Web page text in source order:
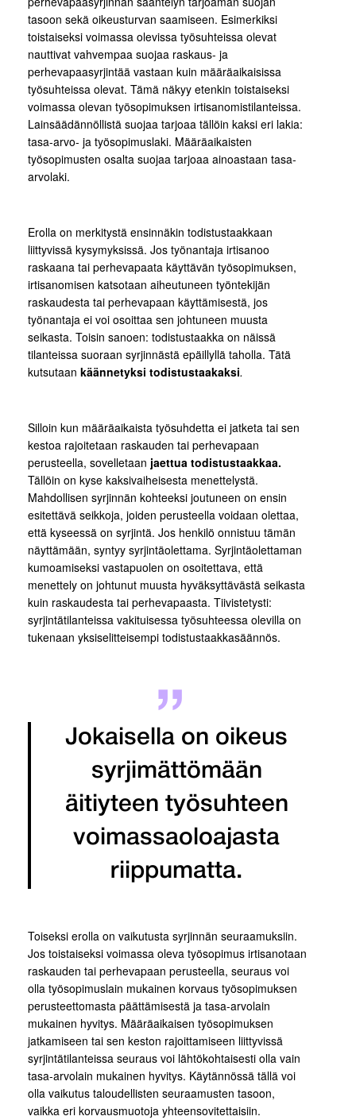
tasoon sekä oikeusturvan saamiseen. Esimerkiksi
toistaiseksi voimassa olevissa työsuhteissa olevat
nauttivat vahvempaa suojaa raskaus- ja
perhevapaasyrjintää vastaan kuin määräaikaisissa
työsuhteissa olevat. Tämä näkyy etenkin toistaiseksi
voimassa olevan työsopimuksen irtisanomistilanteissa.
Lainsäädännöllistä suojaa tarjoaa tällöin kaksi eri lakia:
tasa-arvo- ja työsopimuslaki. Määräaikaisten
työsopimusten osalta suojaa tarjoaa ainoastaan tasa-
arvolaki.
Erolla on merkitystä ensinnäkin todistustaakkaan
liittyvissä kysymyksissä. Jos työnantaja irtisanoo
raskaana tai perhevapaata käyttävän työsopimuksen,
irtisanomisen katsotaan aiheutuneen työntekijän
raskaudesta tai perhevapaan käyttämisestä, jos
työnantaja ei voi osoittaa sen johtuneen muusta
seikasta. Toisin sanoen: todistustaakka on näissä
tilanteissa suoraan syrjinnästä epäillyllä taholla. Tätä
kutsutaan käännetyksi todistustaakaksi.
Silloin kun määräaikaista työsuhdetta ei jatketa tai sen
kestoa rajoitetaan raskauden tai perhevapaan
perusteella, sovelletaan jaettua todistustaakkaa.
Tällöin on kyse kaksivaiheisesta menettelystä.
Mahdollisen syrjinnän kohteeksi joutuneen on ensin
esitettävä seikkoja, joiden perusteella voidaan olettaa,
että kyseessä on syrjintä. Jos henkilö onnistuu tämän
näyttämään, syntyy syrjintäolettama. Syrjintäolettaman
kumoamiseksi vastapuolen on osoitettava, että
menettely on johtunut muusta hyväksyttävästä seikasta
kuin raskaudesta tai perhevapaasta. Tiivistetysti:
syrjintätilanteissa vakituisessa työsuhteessa olevilla on
tukenaan yksiselitteisempi todistustaakkasäännös.
Jokaisella on oikeus
syrjimättömään
äitiyteen työsuhteen
voimassaoloajasta
riippumatta.
Toiseksi erolla on vaikutusta syrjinnän seuraamuksiin.
Jos toistaiseksi voimassa oleva työsopimus irtisanotaan
raskauden tai perhevapaan perusteella, seuraus voi
olla työsopimuslain mukainen korvaus työsopimuksen
perusteettomasta päättämisestä ja tasa-arvolain
mukainen hyvitys. Määräaikaisen työsopimuksen
jatkamiseen tai sen keston rajoittamiseen liittyvissä
syrjintätilanteissa seuraus voi lähtökohtaisesti olla vain
tasa-arvolain mukainen hyvitys. Käytännössä tällä voi
olla vaikutus taloudellisten seuraamusten tasoon,
vaikka eri korvausmuotoja yhteensovitettaisiin.